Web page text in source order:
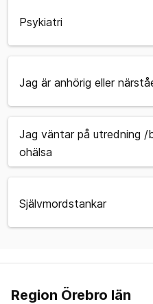
Psykiatri
Jag är anhörig eller
Jag väntar på utredning /
ohälsa
Självmordstankar
Region Örebro län